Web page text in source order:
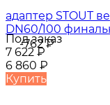
-762₽
адаптер STOUT
DN60/100
Под заказ
7 622₽
6 860 ₽
Купить